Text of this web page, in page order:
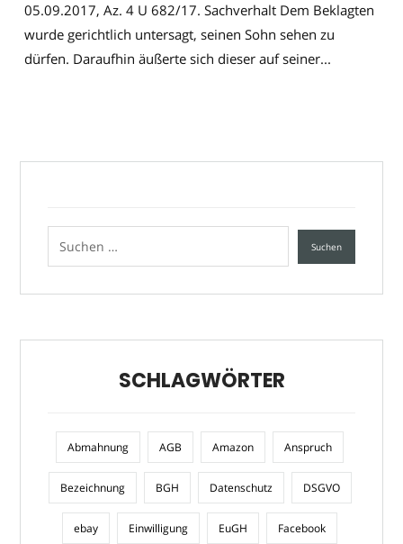
05.09.2017, Az. 4 U 682/17. Sachverhalt Dem Beklagten
wurde gerichtlich untersagt, seinen Sohn sehen zu
dürfen. Daraufhin äußerte sich dieser auf seiner...
SCHLAGWÖRTER
Abmahnung AGB Amazon Anspruch
Bezeichnung BGH Datenschutz DSGVO
ebay Einwilligung EuGH Facebook